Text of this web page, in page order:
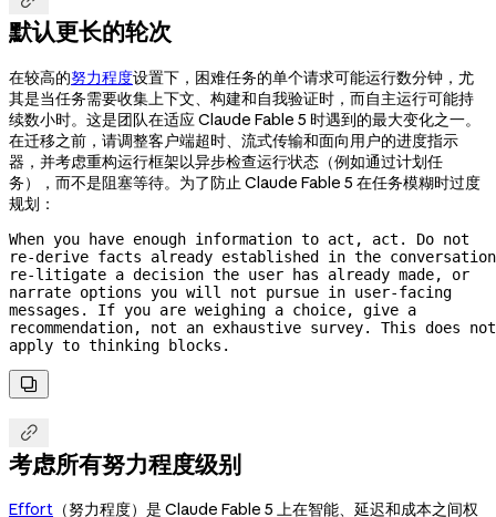
默认更长的轮次
在较高的努力程度设置下，困难任务的单个请求可能运行数分钟，尤
其是当任务需要收集上下文、构建和自我验证时，而自主运行可能持
续数小时。这是团队在适应 Claude Fable 5 时遇到的最大变化之一。
在迁移之前，请调整客户端超时、流式传输和面向用户的进度指示
器，并考虑重构运行框架以异步检查运行状态（例如通过计划任
务），而不是阻塞等待。为了防止 Claude Fable 5 在任务模糊时过度
规划：
re-derive
re-litigate a decision the user has already made, or
narrate options you will not pursue in user-facing
messages. If you are weighing a choice, give a
recommendation, not an exhaustive survey. This does not
apply to thinking blocks.


考虑所有努力程度级别
Effort （努力程度）是 Claude Fable 5 上在智能、延迟和成本之间权